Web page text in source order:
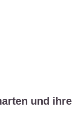
und ihre